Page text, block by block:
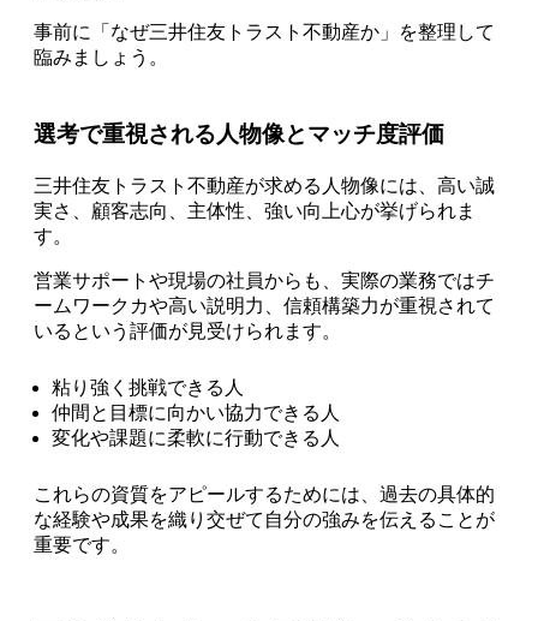
事前に「なぜ三井住友トラスト不動産か」を整理して
臨みましょう。
選考で重視される人物像とマッチ度評価
三井住友トラスト不動産が求める人物像には、高い誠
実さ、顧客志向、主体性、強い向上心が挙げられま
す。
営業サポートや現場の社員からも、実際の業務ではチ
ームワークカや高い説明力、信頼構築力が重視されて
いるという評価が見受けられます。
粘り強く挑戦できる人
仲間と目標に向かい協力できる人
変化や課題に柔軟に行動できる人
これらの資質をアピールするためには、過去の具体的
な経験や成果を織り交ぜて自分の強みを伝えることが
重要です。